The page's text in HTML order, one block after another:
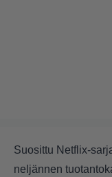
Suosittu Netflix-
neljännen